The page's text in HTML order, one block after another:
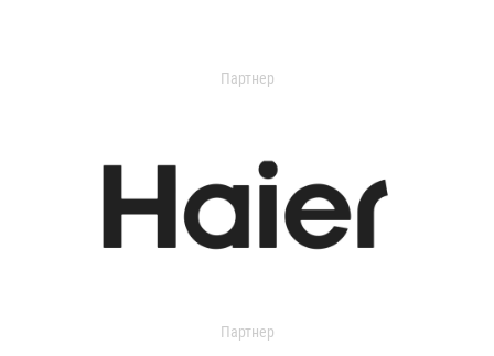
Партнер
Партнер